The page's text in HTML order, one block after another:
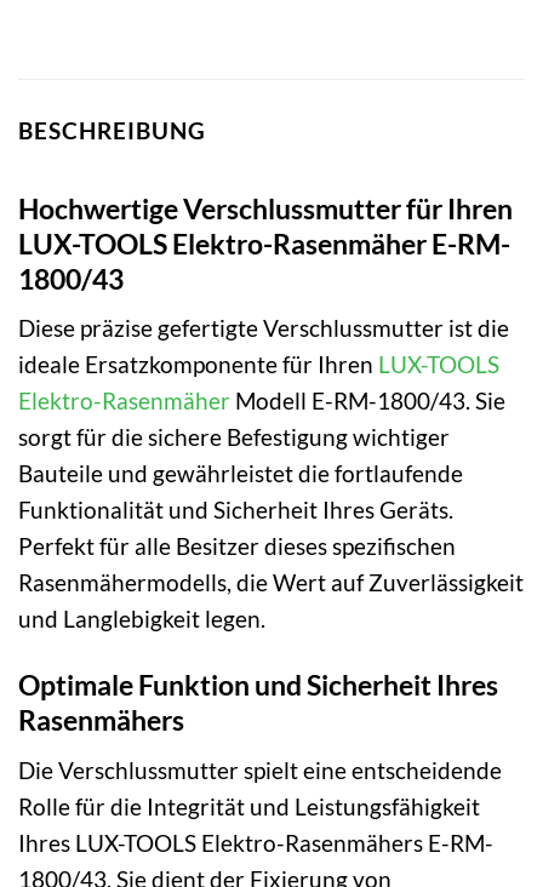
BESCHREIBUNG
Hochwertige Verschlussmutter für Ihren
LUX-TOOLS Elektro-Rasenmäher E-RM-
1800/43
Diese präzise gefertigte Verschlussmutter ist die
ideale Ersatzkomponente für Ihren LUX-TOOLS
Elektro-Rasenmäher Modell E-RM-1800/43. Sie
sorgt für die sichere Befestigung wichtiger
Bauteile und gewährleistet die fortlaufende
Funktionalität und Sicherheit Ihres Geräts.
Perfekt für alle Besitzer dieses spezifischen
Rasenmähermodells, die Wert auf Zuverlässigkeit
und Langlebigkeit legen.
Optimale Funktion und Sicherheit Ihres
Rasenmähers
Die Verschlussmutter spielt eine entscheidende
Rolle für die Integrität und Leistungsfähigkeit
Ihres LUX-TOOLS Elektro-Rasenmähers E-RM-
1800/43. Sie dient der Fixierung von